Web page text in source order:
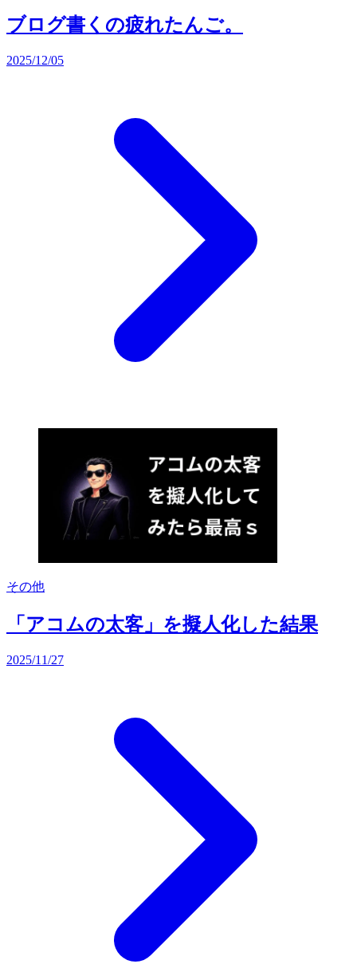
ブログ書くの疲れたんご。
2025/12/05
その他
「アコムの太客」を擬人化した結果
2025/11/27